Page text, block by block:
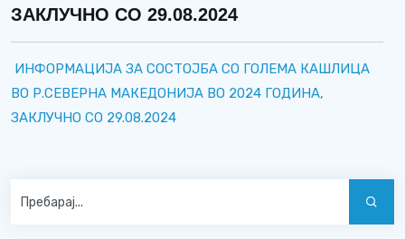
ЗАКЛУЧНО СО 29.08.2024
ИНФОРМАЦИЈА ЗА СОСТОЈБА СО ГОЛЕМА КАШЛИЦА
ВО Р.СЕВЕРНА МАКЕДОНИЈА ВО 2024 ГОДИНА,
ЗАКЛУЧНО СО 29.08.2024